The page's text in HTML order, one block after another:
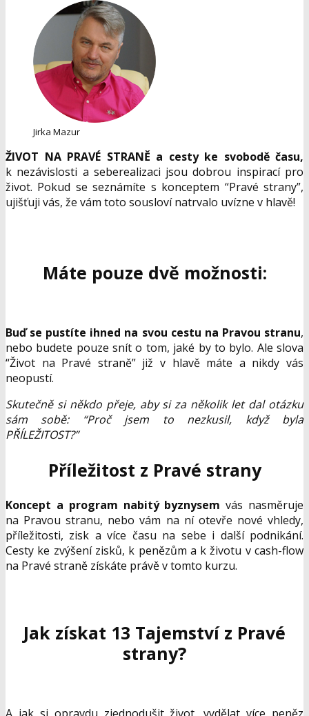
Jirka Mazur
ŽIVOT NA PRAVÉ STRANĚ a cesty ke svobodě času,
k nezávislosti a seberealizaci jsou dobrou inspirací pro
život. Pokud se seznámíte s konceptem “Pravé strany”,
ujišťuji vás, že vám toto sousloví natrvalo uvízne v hlavě!
Máte pouze dvě možnosti:
Buď se pustíte ihned na svou cestu na Pravou stranu,
nebo budete pouze snít o tom, jaké by to bylo. Ale slova
“Život na Pravé straně” již v hlavě máte a nikdy vás
neopustí.
Skutečně si někdo přeje, aby si za několik let dal otázku
sám sobě: “Proč jsem to nezkusil, když byla
PŘÍLEŽITOST?”
Příležitost z Pravé strany
Koncept a program nabitý byznysem vás nasměruje
na Pravou stranu, nebo vám na ní otevře nové vhledy,
příležitosti, zisk a více času na sebe i další podnikání.
Cesty ke zvýšení zisků, k penězům a k životu v cash-flow
na Pravé straně získáte právě v tomto kurzu.
Jak získat 13 Tajemství z Pravé
strany?